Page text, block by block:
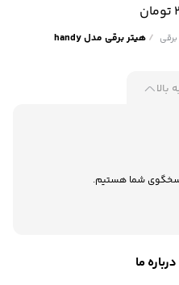
تومانPrice
range:
2,997,000 تومان
through
/ هیتر برقی مدل handy
بالا
درباره ما